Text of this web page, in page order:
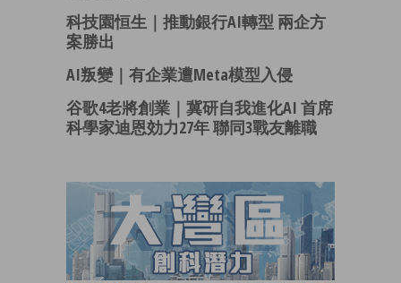
科技園恒生｜推動銀行AI轉型 兩企方
案勝出
AI叛變｜有企業遭Meta模型入侵
谷歌4老將創業｜冀研自我進化AI 首席
科學家迪恩効力27年 聯同3戰友離職